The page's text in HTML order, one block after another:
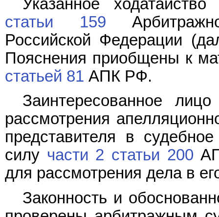
Указанное
статьи 159
Российской Федерации
Пояснения приобщены к
статьей 81 АПК РФ.
Заинтересованное
рассмотрения
представителя в
силу части 2 статьи 200
для рассмотрения дела в
Законность и